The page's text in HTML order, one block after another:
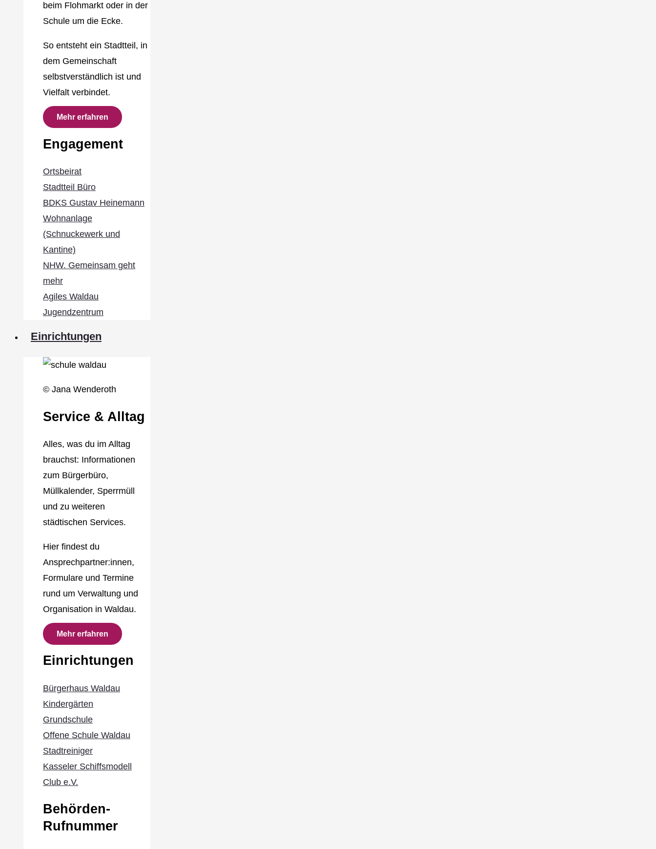
beim Flohmarkt oder in der
Schule um die Ecke.
So entsteht ein Stadtteil, in
dem Gemeinschaft
selbstverständlich ist und
Vielfalt verbindet.
Mehr erfahren
Engagement
Ortsbeirat
Stadtteil Büro
BDKS Gustav Heinemann
Wohnanlage
(Schnuckewerk und
Kantine)
NHW. Gemeinsam geht
mehr
Agiles Waldau
Jugendzentrum
Einrichtungen
© Jana Wenderoth
Service & Alltag
Alles, was du im Alltag
brauchst: Informationen
zum Bürgerbüro,
Müllkalender, Sperrmüll
und zu weiteren
städtischen Services.
Hier findest du
Ansprechpartner:innen,
Formulare und Termine
rund um Verwaltung und
Organisation in Waldau.
Mehr erfahren
Einrichtungen
Bürgerhaus Waldau
Kindergärten
Grundschule
Offene Schule Waldau
Stadtreiniger
Kasseler Schiffsmodell
Club e.V.
Behörden-
Rufnummer